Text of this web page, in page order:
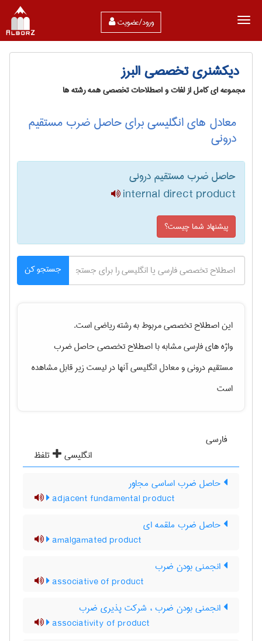
ورود/عضویت
دیکشنری تخصصی البرز
مجموعه ای کامل از لغات و اصطلاحات تخصصی همه رشته ها
معادل های انگلیسی برای حاصل ضرب مستقیم
درونی
حاصل ضرب مستقیم درونی
internal direct product
پیشنهاد شما چیست؟
جستجو کن
این اصطلاح تخصصی مربوط به رشتهرياضیاست.
واژه های فارسی مشابه با اصطلاح تخصصیحاصل ضرب
مستقیم درونیو معادل انگلیسی آنها در لیست زیر قابل مشاهده
است
فارسی
انگلیسی
تلفظ
حاصل ضرب اساسی مجاور
adjacent fundamental product
حاصل ضرب ملقمه ای
amalgamated product
انجمنی بودن ضرب
associative of product
انجمنی بودن ضرب ، شرکت پذیری ضرب
associativity of product